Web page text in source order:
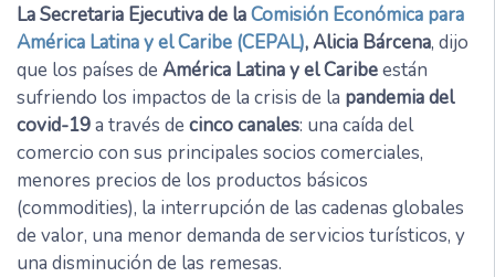
La Secretaria Ejecutiva de laComisión Económica para
América Latina y el Caribe (CEPAL), Alicia Bárcena, dijo
que los países de América Latina y el Caribeestán
sufriendo los impactos de la crisis de la pandemia del
covid-19a través de cinco canales: una caída del
comercio con sus principales socios comerciales,
menores precios de los productos básicos
(commodities), la interrupción de las cadenas globales
de valor, una menor demanda de servicios turísticos, y
una disminución de las remesas.